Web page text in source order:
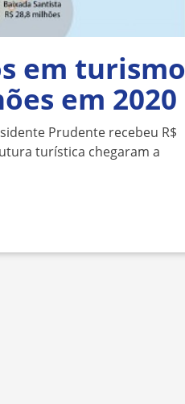
em turismo
em 2020
Prudente recebeu R$
turística chegaram a